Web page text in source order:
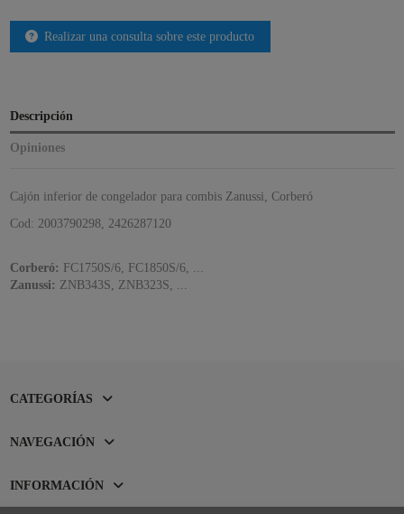
Realizar una consulta sobre este producto
Descripción
Opiniones
Cajón inferior de congelador para combis Zanussi, Corberó
Cod: 2003790298, 2426287120
Corberó: FC1750S/6, FC1850S/6, ...
Zanussi: ZNB343S, ZNB323S, ...
CATEGORÍAS
NAVEGACIÓN
INFORMACIÓN